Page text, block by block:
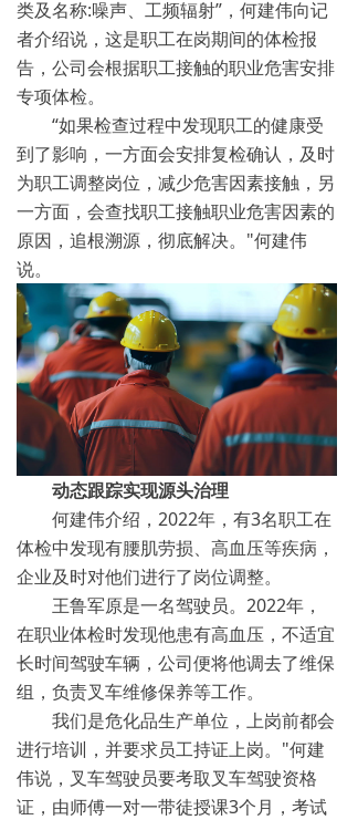
类及名称:噪声、工频辐射”，何建伟向记
者介绍说，这是职工在岗期间的体检报
告，公司会根据职工接触的职业危害安排
专项体检。
“如果检查过程中发现职工的健康受
到了影响，一方面会安排复检确认，及时
为职工调整岗位，减少危害因素接触，另
一方面，会查找职工接触职业危害因素的
原因，追根溯源，彻底解决。"何建伟
说。
动态跟踪实现源头治理
何建伟介绍，2022年，有3名职工在
体检中发现有腰肌劳损、高血压等疾病，
企业及时对他们进行了岗位调整。
王鲁军原是一名驾驶员。2022年，
在职业体检时发现他患有高血压，不适宜
长时间驾驶车辆，公司便将他调去了维保
组，负责叉车维修保养等工作。
我们是危化品生产单位，上岗前都会
进行培训，并要求员工持证上岗。"何建
伟说，叉车驾驶员要考取叉车驾驶资格
证，由师傅一对一带徒授课3个月，考试